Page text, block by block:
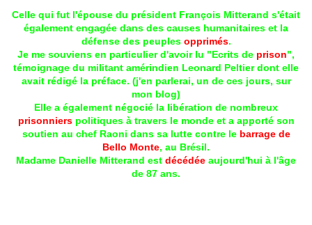
Celle qui fut l'épouse du président François Mitterand s'était
également engagée dans des causes humanitaires et la
défense des peuples opprimés.
Je me souviens en particulier d'avoir lu "Ecrits de prison",
témoignage du militant amérindien Leonard Peltier dont elle
avait rédigé la préface. (j'en parlerai, un de ces jours, sur
mon blog)
Elle a également négocié la libération de nombreux
prisonnierspolitiques à travers le monde et a apporté son
soutien au chef Raoni dans sa lutte contre le barrage de
Bello Monte, au Brésil.
Madame Danielle Mitterand est décédée aujourd'hui à l'âge
de 87 ans.